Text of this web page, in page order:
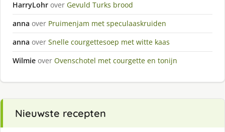
HarryLohr over Gevuld Turks brood
anna over Pruimenjam met speculaaskruiden
anna over Snelle courgettesoep met witte kaas
Wilmie over Ovenschotel met courgette en tonijn
Nieuwste recepten